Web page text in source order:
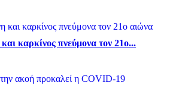
καρκίνος πνεύμονα τον 21ο...